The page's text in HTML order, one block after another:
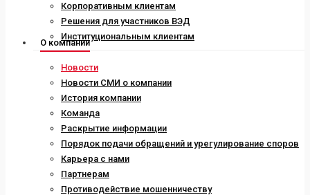
Корпоративным клиентам
Решения для участников ВЭД
Институциональным клиентам
О компании
Новости
Новости СМИ о компании
История компании
Команда
Раскрытие информации
Порядок подачи обращений и урегулирование споров
Карьера с нами
Партнерам
Противодействие мошенничеству